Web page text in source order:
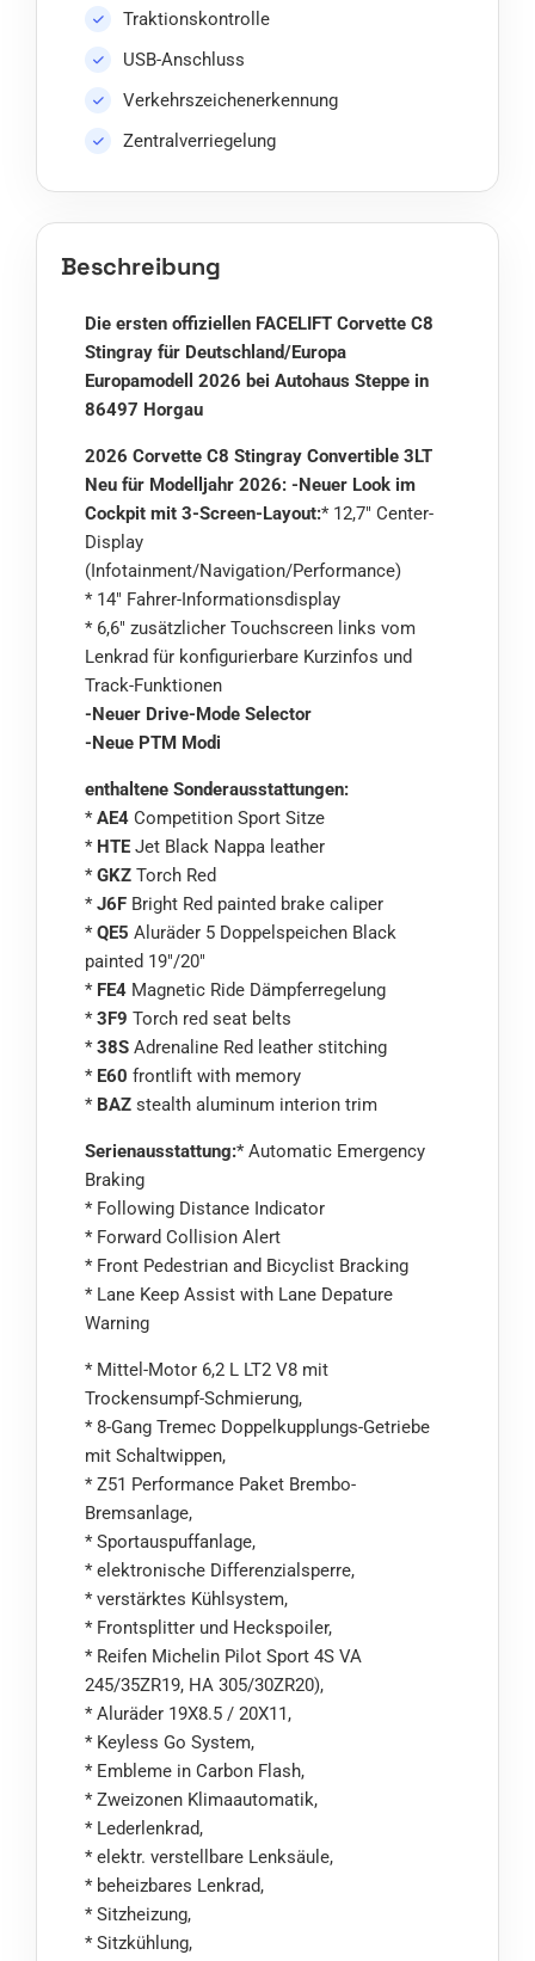
Traktionskontrolle
USB-Anschluss
Verkehrszeichenerkennung
Zentralverriegelung
Beschreibung
Die ersten offiziellen FACELIFT Corvette C8
Stingray für Deutschland/Europa
Europamodell 2026 bei Autohaus Steppe in
86497 Horgau
2026 Corvette C8 Stingray Convertible 3LT
Neu für Modelljahr 2026: -Neuer Look im
Cockpit mit 3-Screen-Layout:* 12,7″ Center-
Display
(Infotainment/Navigation/Performance)
* 14″ Fahrer-Informationsdisplay
* 6,6″ zusätzlicher Touchscreen links vom
Lenkrad für konfigurierbare Kurzinfos und
Track-Funktionen
-Neuer Drive-Mode Selector
-Neue PTM Modi
enthaltene Sonderausstattungen:
* AE4 Competition Sport Sitze
* HTE Jet Black Nappa leather
* GKZ Torch Red
* J6F Bright Red painted brake caliper
* QE5 Aluräder 5 Doppelspeichen Black
painted 19"/20"
* FE4 Magnetic Ride Dämpferregelung
* 3F9 Torch red seat belts
* 38S Adrenaline Red leather stitching
* E60 frontlift with memory
* BAZ stealth aluminum interion trim
Serienausstattung:* Automatic Emergency
Braking
* Following Distance Indicator
* Forward Collision Alert
* Front Pedestrian and Bicyclist Bracking
* Lane Keep Assist with Lane Depature
Warning
* Mittel-Motor 6,2 L LT2 V8 mit
Trockensumpf-Schmierung,
* 8-Gang Tremec Doppelkupplungs-Getriebe
mit Schaltwippen,
* Z51 Performance Paket Brembo-
Bremsanlage,
* Sportauspuffanlage,
* elektronische Differenzialsperre,
* verstärktes Kühlsystem,
* Frontsplitter und Heckspoiler,
* Reifen Michelin Pilot Sport 4S VA
245/35ZR19, HA 305/30ZR20),
* Aluräder 19X8.5 / 20X11,
* Keyless Go System,
* Embleme in Carbon Flash,
* Zweizonen Klimaautomatik,
* Lederlenkrad,
* elektr. verstellbare Lenksäule,
* beheizbares Lenkrad,
* Sitzheizung,
* Sitzkühlung,